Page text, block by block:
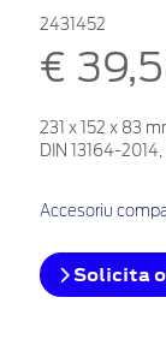
2431452
€
231 x 152 x 83
DIN 13164-2014,
Accesoriu
Solicita